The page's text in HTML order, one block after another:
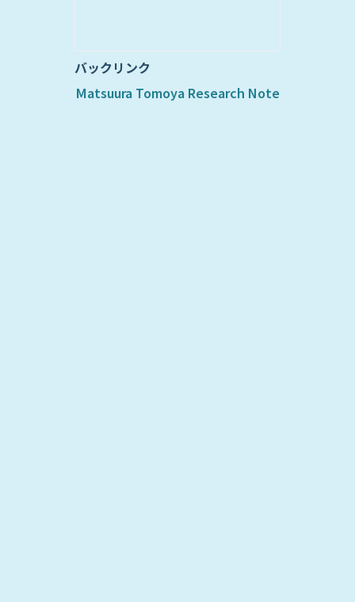
バックリンク
Matsuura Tomoya Research Note